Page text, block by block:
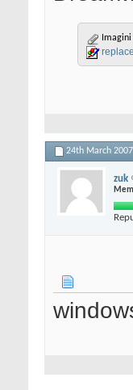
24th March
zuk